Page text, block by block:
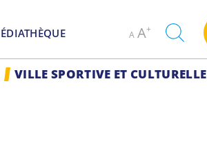
A
Decrease
font
AIncrease
size.
VILLE SPORTIVE ET CULTURELLE